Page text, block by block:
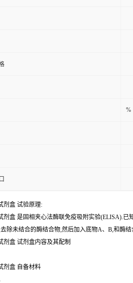
%
剂盒 试验原理:
剂盒 是固相夹心法酶联免疫吸附实验(ELISA).
除未结合的酶结合物,然后加入底物A、B,和酶
剂盒 试剂盒内容及其配制
剂盒 自备材料